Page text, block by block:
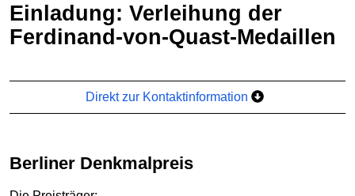
Einladung: Verleihung der
Ferdinand-von-Quast-Medaillen
Direkt zur Kontaktinformation
Berliner Denkmalpreis